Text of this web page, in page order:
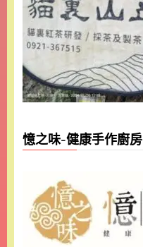
憶之味-健康手作廚房